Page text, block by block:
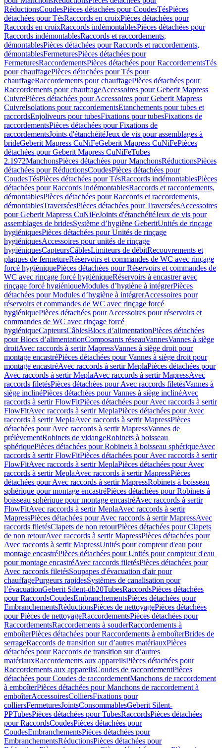
RéductionsCoudesPièces détachées pour CoudesTésPièces
détachées pour TésRaccords en croixPièces détachées pour
Raccords en croixRaccords indémontablesPièces détachées pour
Raccords indémontablesRaccords et raccordements,
démontablesPièces détachées pour Raccords et raccordements,
démontablesFermeturesPièces détachées pour
FermeturesRaccordementsPièces détachées pour RaccordementsTés
pour chauffagePièces détachées pour Tés pour
chauffageRaccordements pour chauffagePièces détachées pour
Raccordements pour chauffageAccessoires pour Geberit Mapress
CuivrePièces détachées pour Accessoires pour Geberit Mapress
CuivreIsolations pour raccordementsEtanchements pour tubes et
raccordsEnjoliveurs pour tubesFixations pour tubesFixations de
raccordementsPièces détachées pour Fixations de
raccordementsJoints d'étanchéitéJeux de vis pour assemblages à
brideGeberit Mapress CuNiFeGeberit Mapress CuNiFePièces
détachées pour Geberit Mapress CuNiFeTubes
2.1972ManchonsPièces détachées pour ManchonsRéductionsPièces
détachées pour RéductionsCoudesPièces détachées pour
CoudesTésPièces détachées pour TésRaccords indémontablesPièces
détachées pour Raccords indémontablesRaccords et raccordements,
démontablesPièces détachées pour Raccords et raccordements,
démontablesTraverséesPièces détachées pour TraverséesAccessoires
pour Geberit Mapress CuNiFeJoints d'étanchéitéJeux de vis pour
assemblages de bridesSystème d’hygiène GeberitUnités de rinçage
hygiéniquesPièces détachées pour Unités de rinçage
hygiéniquesAccessoires pour unités de rinçage
hygiéniquesCapteursCâblesLimiteurs de débitRecouvrements et
plaques de fermetureRéservoirs et commandes de WC avec rinçage
forcé hygiéniquePièces détachées pour Réservoirs et commandes de
WC avec rinçage forcé hygiéniqueRéservoirs à encastrer avec
rinçage forcé hygiéniqueModules d’hygiène à intégrerPièces
détachées pour Modules d’hygiène à intégrerAccessoires pour
réservoirs et commandes de WC avec rinçage forcé
hygiéniquePièces détachées pour Accessoires pour réservoirs et
commandes de WC avec rinçage forcé
hygiéniqueCapteursCâblesBlocs d’alimentationPièces détachées
pour Blocs d’alimentationComposants réseauVannesVannes à siège
droitAvec raccords à sertir MapressVannes à siège droit pour
montage encastréPièces détachées pour Vannes à siège droit pour
montage encastréAvec raccords à sertir MeplaPièces détachées pour
Avec raccords à sertir MeplaAvec raccords à sertir MapressAvec
raccords filetésPièces détachées pour Avec raccords filetésVannes à
siège inclinéPièces détachées pour Vannes à siège inclinéAvec
raccords à sertir FlowFitPièces détachées pour Avec raccords à sertir
FlowFitAvec raccords à sertir MeplaPièces détachées pour Avec
raccords à sertir MeplaAvec raccords à sertir MapressPièces
détachées pour Avec raccords à sertir MapressVannes de
prélèvementRobinets de vidangeRobinets à boisseau
sphériquePièces détachées pour Robinets à boisseau sphériqueAvec
raccords à sertir FlowFitPièces détachées pour Avec raccords à sertir
FlowFitAvec raccords à sertir MeplaPièces détachées pour Avec
raccords à sertir MeplaAvec raccords à sertir MapressPièces
détachées pour Avec raccords à sertir MapressRobinets à boisseau
sphérique pour montage encastréPièces détachées pour Robinets à
boisseau sphérique pour montage encastréAvec raccords à sertir
FlowFitAvec raccords à sertir MeplaAvec raccords à sertir
MapressPièces détachées pour Avec raccords à sertir MapressAvec
raccords filetésClapets de non retourPièces détachées pour Clapets
de non retourAvec raccords à sertir MapressPièces détachées pour
Avec raccords à sertir MapressUnités pour compteur d'eau pour
montage encastréPièces détachées pour Unités pour compteur d'eau
pour montage encastréAvec raccords filetésPièces détachées pour
Avec raccords filetésSoupapes d'évacuation d'air pour
chauffagePurgeurs rapidesSystèmes de canalisation pour
l’évacuationGeberit Silent-db20TubesRaccordsPièces détachées
pour RaccordsCoudesEmbranchementsPièces détachées pour
EmbranchementsRéductionsPièces de nettoyagePièces détachées
pour Pièces de nettoyageRaccordementsPièces détachées pour
RaccordementsRaccordements à souderRaccordements à
emboîterPièces détachées pour Raccordements à emboîterBrides de
serrageRaccords de transition sur d’autres matériauxPièces
détachées pour Raccords de transition sur d’autres
matériauxRaccordements aux appareilsPièces détachées pour
Raccordements aux appareilsCoudes de raccordementPièces
détachées pour Coudes de raccordementManchons de raccordement
à emboîterPièces détachées pour Manchons de raccordement à
emboîterAccessoiresColliersFixations pour
colliersFermeturesJointsConsommablesGeberit Silent-
PPTubesPièces détachées pour TubesRaccordsPièces détachées
pour RaccordsCoudesPièces détachées pour
CoudesEmbranchementsPièces détachées pour
EmbranchementsRéductionsPièces détachées pour